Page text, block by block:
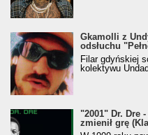
Gkamolli z
odsłuchu
Filar gdyńskiej
kolektywu
"2001" Dr. Dre
zmienił grę